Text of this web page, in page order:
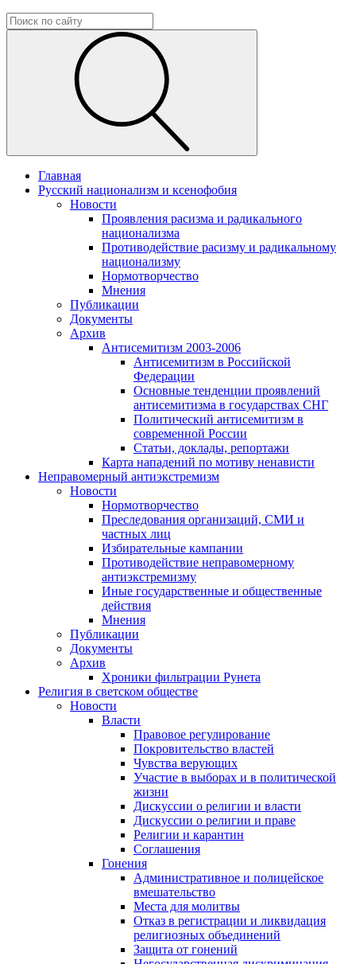
Главная
Русский национализм и ксенофобия
Новости
Проявления расизма и радикального
национализма
Противодействие расизму и радикальному
национализму
Нормотворчество
Мнения
Публикации
Документы
Архив
Антисемитизм 2003-2006
Антисемитизм в Российской
Федерации
Основные тенденции проявлений
антисемитизма в государствах СНГ
Политический антисемитизм в
современной России
Статьи, доклады, репортажи
Карта нападений по мотиву ненависти
Неправомерный антиэкстремизм
Новости
Нормотворчество
Преследования организаций, СМИ и
частных лиц
Избирательные кампании
Противодействие неправомерному
антиэкстремизму
Иные государственные и общественные
действия
Мнения
Публикации
Документы
Архив
Хроники фильтрации Рунета
Религия в светском обществе
Новости
Власти
Правовое регулирование
Покровительство властей
Чувства верующих
Участие в выборах и в политической
жизни
Дискуссии о религии и власти
Дискуссии о религии и праве
Религии и карантин
Соглашения
Гонения
Административное и полицейское
вмешательство
Места для молитвы
Отказ в регистрации и ликвидация
религиозных объединений
Защита от гонений